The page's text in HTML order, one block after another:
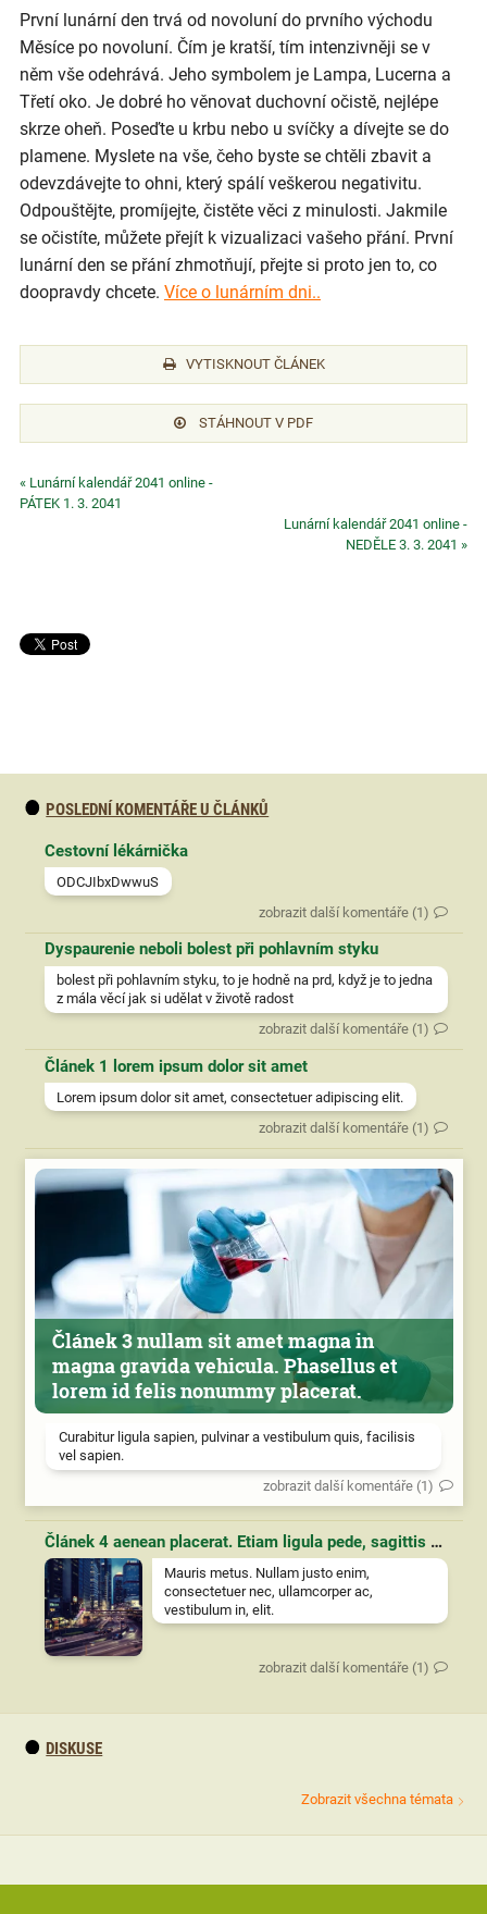
První lunární den trvá od novoluní do prvního východu
Měsíce po novoluní. Čím je kratší, tím intenzivněji se v
něm vše odehrává. Jeho symbolem je Lampa, Lucerna a
Třetí oko. Je dobré ho věnovat duchovní očistě, nejlépe
skrze oheň. Poseďte u krbu nebo u svíčky a dívejte se do
plamene. Myslete na vše, čeho byste se chtěli zbavit a
odevzdávejte to ohni, který spálí veškerou negativitu.
Odpouštějte, promíjejte, čistěte věci z minulosti. Jakmile
se očistíte, můžete přejít k vizualizaci vašeho přání. První
lunární den se přání zhmotňují, přejte si proto jen to, co
doopravdy chcete. Více o lunárním dni..
VYTISKNOUT ČLÁNEK
STÁHNOUT V PDF
« Lunární kalendář 2041 online -
PÁTEK 1. 3. 2041
Lunární kalendář 2041 online -
NEDĚLE 3. 3. 2041 »
POSLEDNÍ KOMENTÁŘE U ČLÁNKŮ
Cestovní lékárnička
ODCJIbxDwwuS
zobrazit další komentáře (1)
Dyspaurenie neboli bolest při pohlavním styku
bolest při pohlavním styku, to je hodně na prd, když je to jedna
z mála věcí jak si udělat v životě radost
zobrazit další komentáře (1)
Článek 1 lorem ipsum dolor sit amet
Lorem ipsum dolor sit amet, consectetuer adipiscing elit.
zobrazit další komentáře (1)
Článek 3 nullam sit amet magna in
magna gravida vehicula. Phasellus et
lorem id felis nonummy placerat.
Curabitur ligula sapien, pulvinar a vestibulum quis, facilisis
vel sapien.
zobrazit další komentáře (1)
Článek 4 aenean placerat. Etiam ligula pede, sagittis quis, interdum ultricies, scelerisque eu.
Mauris metus. Nullam justo enim,
consectetuer nec, ullamcorper ac,
vestibulum in, elit.
zobrazit další komentáře (1)
DISKUSE
Zobrazit všechna témata